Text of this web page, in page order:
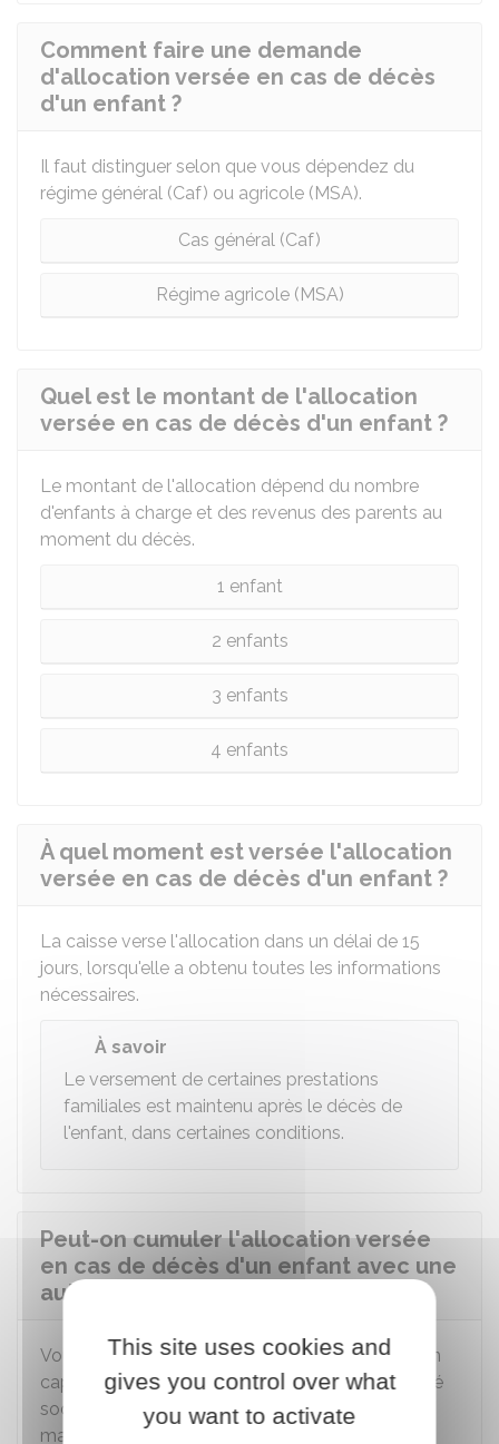
Comment faire une demande
d'allocation versée en cas de décès
d'un enfant ?
Il faut distinguer selon que vous dépendez du
régime général (Caf) ou agricole (MSA).
Cas général (Caf)
Régime agricole (MSA)
Quel est le montant de l'allocation
versée en cas de décès d'un enfant ?
Le montant de l'allocation dépend du nombre
d'enfants à charge et des revenus des parents au
moment du décès.
1 enfant
2 enfants
3 enfants
4 enfants
À quel moment est versée l'allocation
versée en cas de décès d'un enfant ?
La caisse verse l'allocation dans un délai de 15
jours, lorsqu'elle a obtenu toutes les informations
nécessaires.
À savoir
Le versement de certaines prestations
familiales est maintenu après le décès de
l'enfant, dans certaines conditions.
Peut-on cumuler l'allocation versée
en cas de décès d'un enfant avec une
autre prestation ?
Vous ne pouvez pas cumuler l'allocation avec un
capital décès versé par un organisme de Sécurité
sociale (par exemple, la caisse d'Assurance
maladie).
This site uses cookies and
gives you control over what
you want to activate